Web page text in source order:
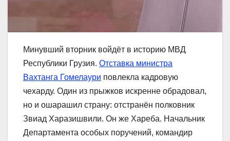
Минувший вторник войдёт в историю МВД
Республики Грузия. Отставка министра
Вахтанга Гомелаури повлекла кадровую
чехарду. Один из прыжков искренне обрадовал,
но и ошарашил страну: отстранён полковник
Звиад Харазишвили. Он же Хареба. Начальник
Департамента особых поручений, командир